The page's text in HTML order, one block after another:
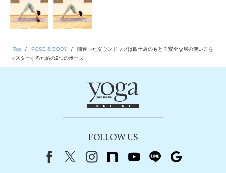
Top POSE & BODY
間違ったダウンドッグは四十肩のもと？安全な肩の使い方を
マスターするための2つのポーズ
FOLLOW US
FacebookX（旧Twitter）
instagram
note youtubeline